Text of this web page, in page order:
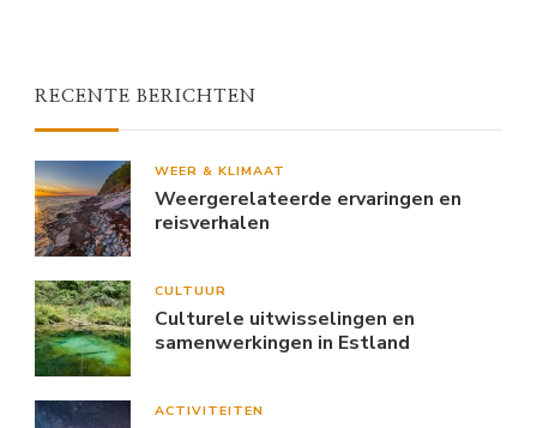
RECENTE BERICHTEN
WEER & KLIMAAT
Weergerelateerde ervaringen en
reisverhalen
CULTUUR
Culturele uitwisselingen en
samenwerkingen in Estland
ACTIVITEITEN